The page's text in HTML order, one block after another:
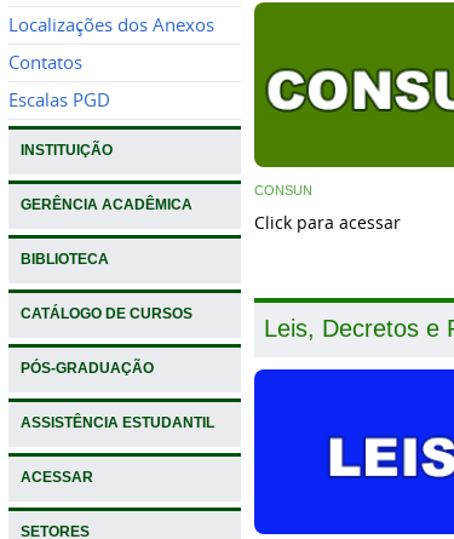
Localizações dos Anexos
Contatos
Escalas PGD
INSTITUIÇÃO
GERÊNCIA ACADÊMICA
BIBLIOTECA
CATÁLOGO DE CURSOS
PÓS-GRADUAÇÃO
ASSISTÊNCIA ESTUDANTIL
ACESSAR
SETORES
CONSUN
Click para acessar
Leis, Decretos e